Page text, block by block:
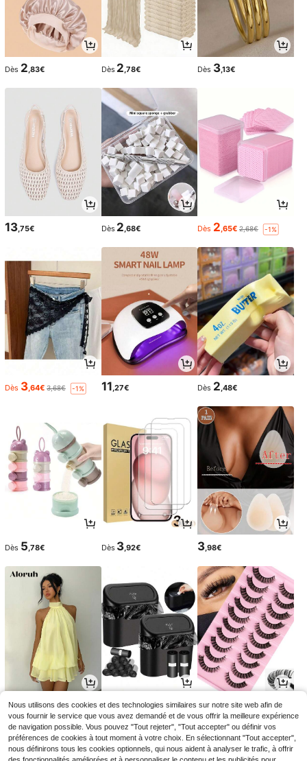
Dès 2 ,83€ Dès 2 ,78€ Dès 3,13€
13,75€ Dès 2,68€ Dès 2,65€ 2,68€ -1%
Dès 3,64€ 3,68€ -1% 11,27€ Dès 2,48€
Dès 5 ,78€ Dès 3 ,92€ 3 ,98€
20,29€ Dès2,45€2,47€ 4,28€4,35€ -1%
Nous utilisons des cookies et des technologies similaires sur notre site web afin de
vous fournir le service que vous avez demandé et de vous offrir la meilleure expérience
de navigation possible. Vous pouvez "Tout rejeter", "Tout accepter" ou définir vos
préférences de cookies à tout moment à votre choix. En sélectionnant "Tout accepter",
nous définirons tous les cookies optionnels, qui nous aident à analyser le trafic, à offrir